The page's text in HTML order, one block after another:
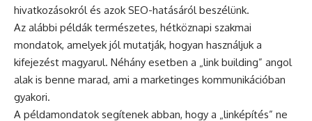
hivatkozásokról és azok SEO-hatásáról beszélünk.
Az alábbi példák természetes, hétköznapi szakmai
mondatok, amelyek jól mutatják, hogyan használjuk a
kifejezést magyarul. Néhány esetben a „link building” angol
alak is benne marad, ami a marketinges kommunikációban
gyakori.
A példamondatok segítenek abban, hogy a „linképítés” ne